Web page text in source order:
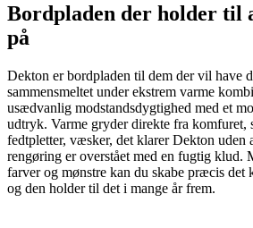
Bordpladen der holder til
på
Dekton er bordpladen til dem der vil have
sammensmeltet under ekstrem varme
usædvanlig modstandsdygtighed med et
udtryk. Varme gryder direkte fra komfuret,
fedtpletter, væsker, det klarer Dekton uden
rengøring er overstået med en fugtig klud.
farver og mønstre kan du skabe præcis det
og den holder til det i mange år frem.